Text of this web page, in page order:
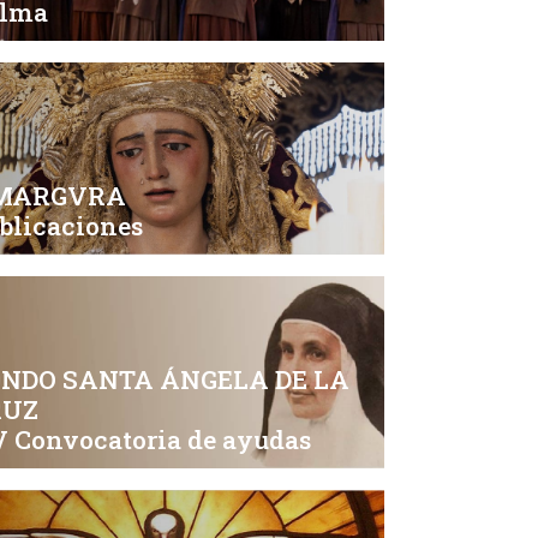
SANTA ÁNGELA DE LA
Convocatoria de ayudas